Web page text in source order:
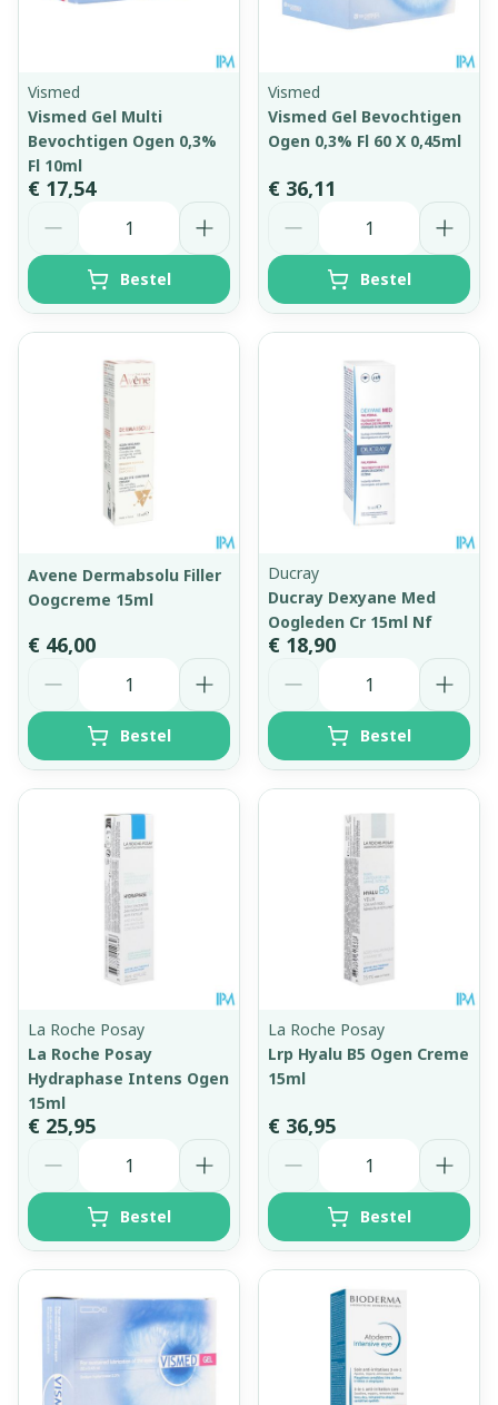
Vismed
Vismed Gel Multi
Bevochtigen Ogen 0,3%
Fl 10ml
€ 17,54
Bestel
Vismed
Vismed Gel Bevochtigen
Ogen 0,3% Fl 60 X 0,45ml
€ 36,11
Bestel
Avene Dermabsolu Filler
Oogcreme 15ml
€ 46,00
Bestel
Ducray
Ducray Dexyane Med
Oogleden Cr 15ml Nf
€ 18,90
Bestel
La Roche Posay
La Roche Posay
Hydraphase Intens Ogen
15ml
€ 25,95
Bestel
La Roche Posay
Lrp Hyalu B5 Ogen Creme
15ml
€ 36,95
Bestel